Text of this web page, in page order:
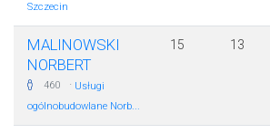
Szczecin
MALINOWSKI
NORBERT
460 · Usługi
ogólnobudowlane Norb...
15 13